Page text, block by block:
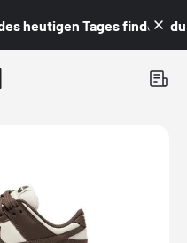
heutigen Tages findest du